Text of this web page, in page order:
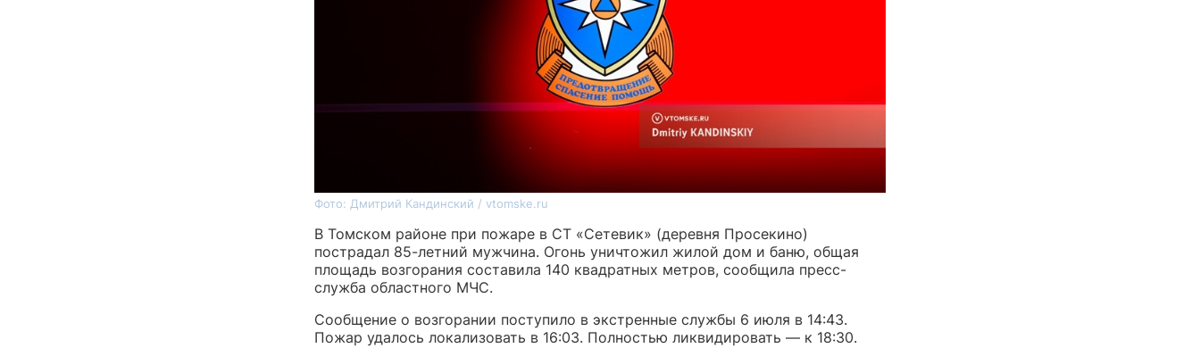
Фото: Дмитрий Кандинский / vtomske.ru
В Томском районе при пожаре в СТ «Сетевик» (деревня Просекино)
пострадал 85-летний мужчина. Огонь уничтожил жилой дом и баню, общая
площадь возгорания составила 140 квадратных метров, сообщила пресс-
служба областного МЧС.
Сообщение о возгорании поступило в экстренные службы 6 июля в 14:43.
Пожар удалось локализовать в 16:03. Полностью ликвидировать — к 18:30.